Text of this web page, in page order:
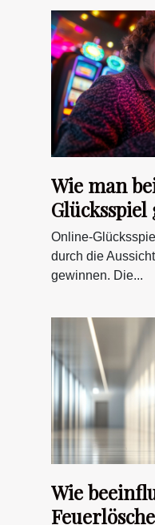
Wie man
sicher
Online-
durch die
gewinnen. Die...
Wie